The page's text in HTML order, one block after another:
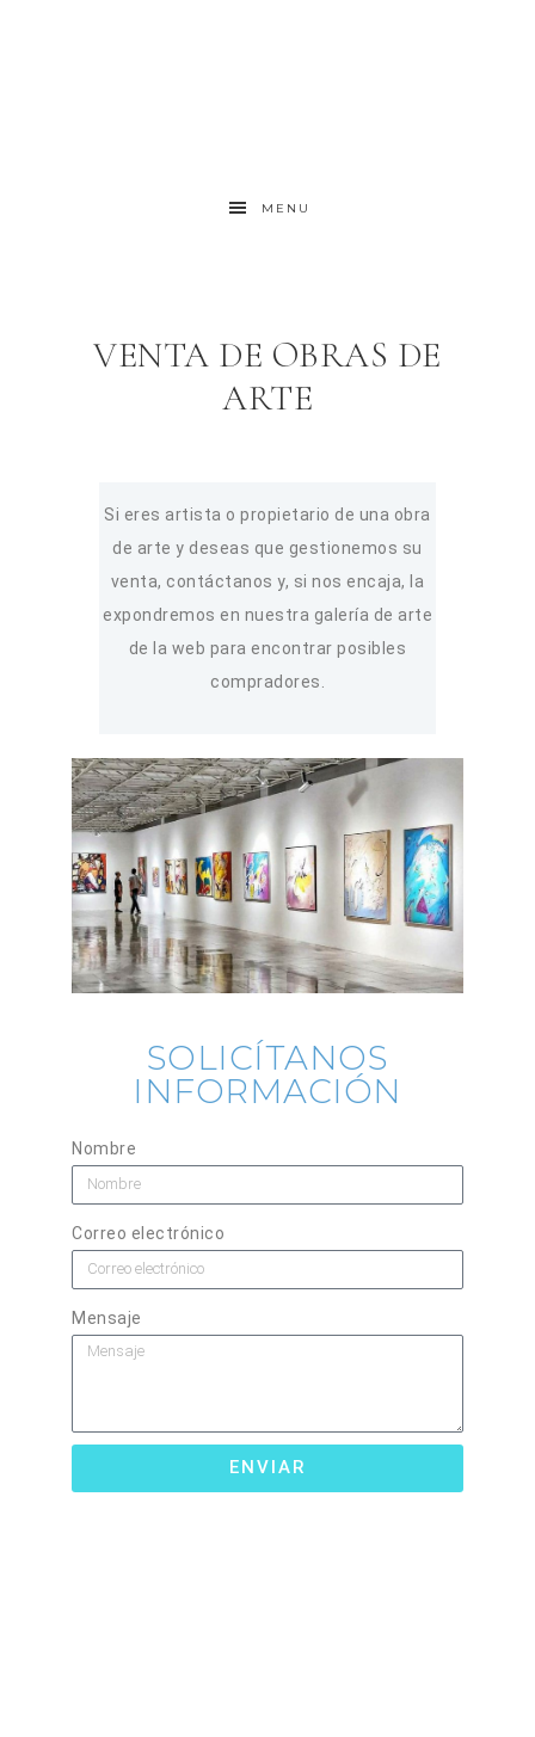
MENU
VENTA DE OBRAS DE
ARTE
Si eres artista o propietario de una obra
de arte y deseas que gestionemos su
venta, contáctanos y, si nos encaja, la
expondremos en nuestra galería de arte
de la web para encontrar posibles
compradores.
SOLICÍTANOS
INFORMACIÓN
Nombre
Correo electrónico
Mensaje
ENVIAR